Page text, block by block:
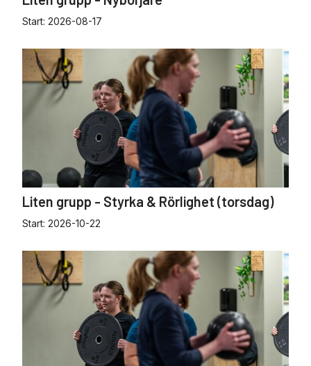
Start: 2026-08-17
Liten grupp - Styrka & Rörlighet (torsdag)
Start: 2026-10-22